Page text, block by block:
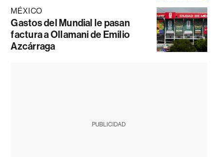
MÉXICO
Gastos del Mundial le pasan
factura a Ollamani de Emilio
Azcárraga
PUBLICIDAD